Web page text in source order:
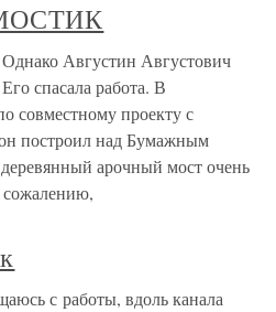
Августин Августович
спасала работа. В
совместному проекту с
построил над Бумажным
арочный мост очень
с работы, вдоль канала